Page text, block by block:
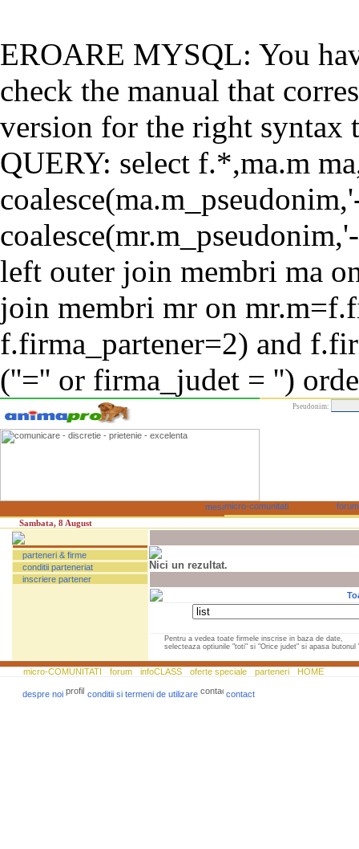
EROARE MYSQL: You
check the manual that
version for the right syntax
QUERY: select f.*,ma.m
left outer join membri ma
join membri mr on
f.firma_partener=2) and
(''='' or firma_judet = '')
Pseudonim:
Sambata, 8 August
parteneri & firme
conditii parteneriat
inscriere partener
Nici un rezultat.
Pentru a vedea toate firmele inscrise in baza de date,
selecteaza optiunile "toti" si "Orice judet" si apasa butonul
micro-COMUNITATI forum infoCLASS oferte speciale parteneri HOME
despre noi conditii si termeni de utilizare contact